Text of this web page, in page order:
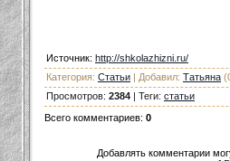
Источник: http://shkolazhizni.ru/
Категория: Статьи Добавил: Татьяна
Просмотров: 2384 Теги: статьи
Всего комментариев: 0
Добавлять комментарии